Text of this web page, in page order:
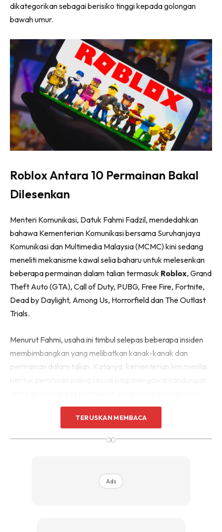
dikategorikan sebagai berisiko tinggi kepada golongan
bawah umur.
Roblox Antara 10 Permainan Bakal
Dilesenkan
Menteri Komunikasi, Datuk Fahmi Fadzil, mendedahkan
bahawa Kementerian Komunikasi bersama Suruhanjaya
Komunikasi dan Multimedia Malaysia (MCMC) kini sedang
meneliti mekanisme kawal selia baharu untuk melesenkan
beberapa permainan dalam talian termasuk Roblox, Grand
Theft Auto (GTA), Call of Duty, PUBG, Free Fire, Fortnite,
Dead by Daylight, Among Us, Horrorfield dan The Outlast
Trials.
Menurut Fahmi, usaha ini timbul selepas beberapa insiden
membimbangkan yang melibatkan kanak-kanak dan
permainan dalam talian. Katanya, kementerian kini menilai
ganas, jenayah dan perjudian.
Ads
TERUSKAN MEMBACA
∞
Ads